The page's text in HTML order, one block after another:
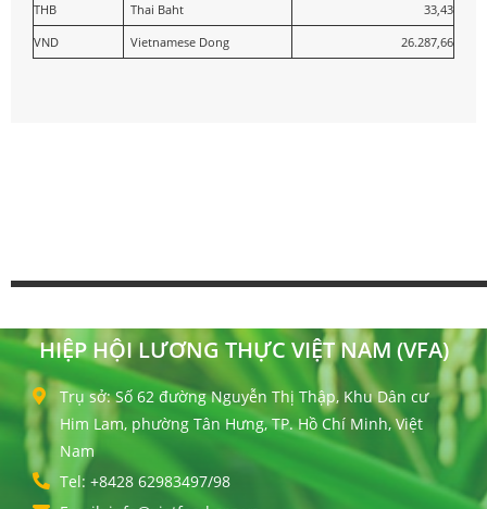
THB Thai Baht
33,43
VND
Vietnamese Dong 26.287,66
HIỆP HỘI LƯƠNG THỰC VIỆT NAM (VFA)
Trụ sở: Số 62 đường Nguyễn Thị Thập, Khu Dân cư
Him Lam, phường Tân Hưng, TP. Hồ Chí Minh, Việt
Nam
Tel: +8428 62983497/98